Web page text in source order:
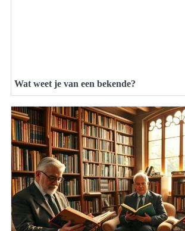
Wat weet je van een bekende?